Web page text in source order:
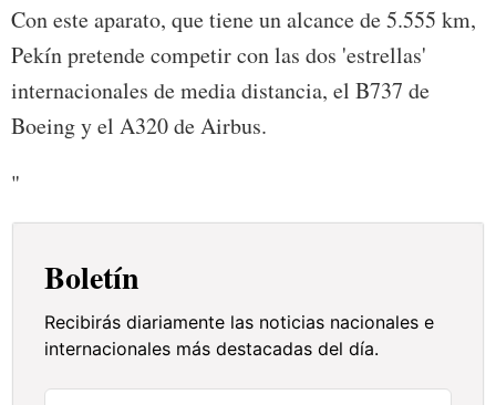
Con este aparato, que tiene un alcance de 5.555 km,
Pekín pretende competir con las dos 'estrellas'
internacionales de media distancia, el B737 de
Boeing y el A320 de Airbus.
"
Boletín
Recibirás diariamente las noticias nacionales e
internacionales más destacadas del día.